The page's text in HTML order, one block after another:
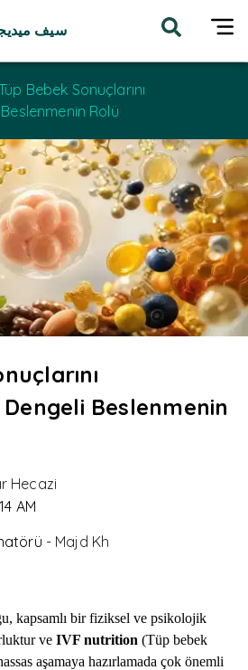
سيف
Bebek Sonuçlarını
Rolü
Beslenmenin
Hecazi
AM
- Majd Kh
kapsamlı bir fiziksel ve psikolojik
ve IVF nutrition (Tüp bebek
aşamaya hazırlamada çok önemli